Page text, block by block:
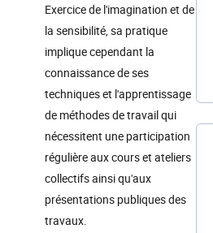
Exercice de l'imagination et de
la sensibilité, sa pratique
implique cependant la
connaissance de ses
techniques et l'apprentissage
de méthodes de travail qui
nécessitent une participation
régulière aux cours et ateliers
collectifs ainsi qu'aux
présentations publiques des
travaux.